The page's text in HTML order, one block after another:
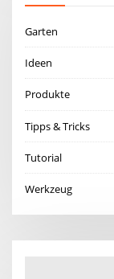
Garten
Ideen
Produkte
Tipps & Tricks
Tutorial
Werkzeug